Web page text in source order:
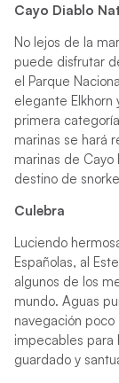
Cayo Diablo
No lejos de la
puede disfrutar
el Parque
elegante
primera
marinas se hará
marinas de
destino de
Culebra
Luciendo
Españolas, al
algunos de los
mundo. Aguas
navegación
impecables para
guardado y